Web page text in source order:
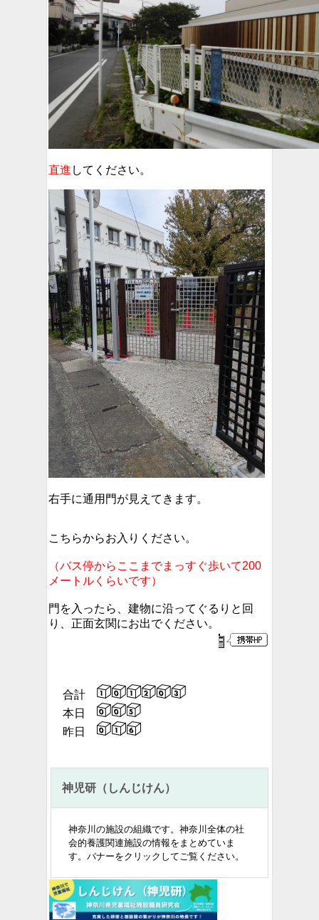
直進 してください。
右手に通用門が見えてきます。
こちらからお入りください。
（バス停からここまでまっすぐ歩いて200
メートルくらいです）
門を入ったら、建物に沿ってぐるりと回
り、正面玄関にお出でください。
合計
本日
昨日
神児研（しんじけん）
神奈川の施設の組織です。 神奈川全体の社
会的養護関連施設の情報をまとめていま
す。バナーをクリックしてご覧ください。